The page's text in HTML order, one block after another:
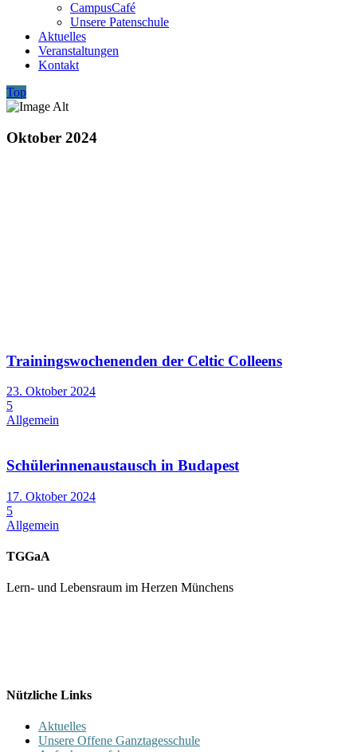
CampusCafé
Unsere Patenschule
Aktuelles
Veranstaltungen
Kontakt
Top
Oktober 2024
Trainingswochenenden der Celtic Colleens
23. Oktober 2024
5
Allgemein
Schülerinnenaustausch in Budapest
17. Oktober 2024
5
Allgemein
TGGaA
Lern- und Lebensraum im Herzen Münchens
Nützliche Links
Aktuelles
Unsere Offene Ganztagesschule